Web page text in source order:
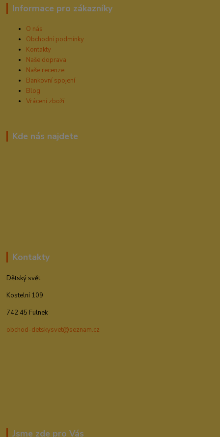
Informace pro zákazníky
O nás
Obchodní podmínky
Kontakty
Naše doprava
Naše recenze
Bankovní spojení
Blog
Vrácení zboží
Kde nás najdete
Kontakty
Dětský svět
Kostelní 109
742 45 Fulnek
obchod-detskysvet@seznam.cz
Jsme zde pro Vás